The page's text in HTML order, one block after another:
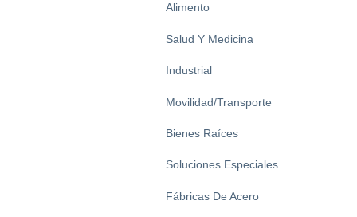
Alimento
Salud Y Medicina
Industrial
Movilidad/Transporte
Bienes Raíces
Soluciones Especiales
Fábricas De Acero